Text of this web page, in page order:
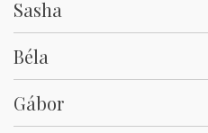
Sasha
Béla
Gábor